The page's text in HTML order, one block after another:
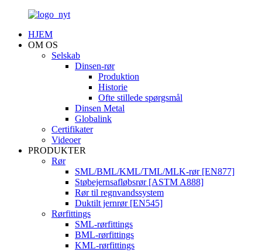
HJEM
OM OS
Selskab
Dinsen-rør
Produktion
Historie
Ofte stillede spørgsmål
Dinsen Metal
Globalink
Certifikater
Videoer
PRODUKTER
Rør
SML/BML/KML/TML/MLK-rør [EN877]
Støbejernsafløbsrør [ASTM A888]
Rør til regnvandssystem
Duktilt jernrør [EN545]
Rørfittings
SML-rørfittings
BML-rørfittings
KML-rørfittings